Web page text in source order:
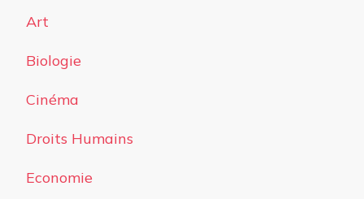
Art
Biologie
Cinéma
Droits Humains
Economie